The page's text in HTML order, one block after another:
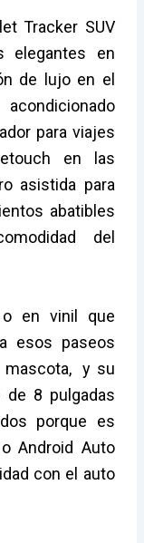
Tracker SUV
elegantes en
de lujo en el
para viajes
en las
asistida para
abatibles
del
en vinil que
esos paseos
mascota, y su
8 pulgadas
porque es
Android Auto
con el auto